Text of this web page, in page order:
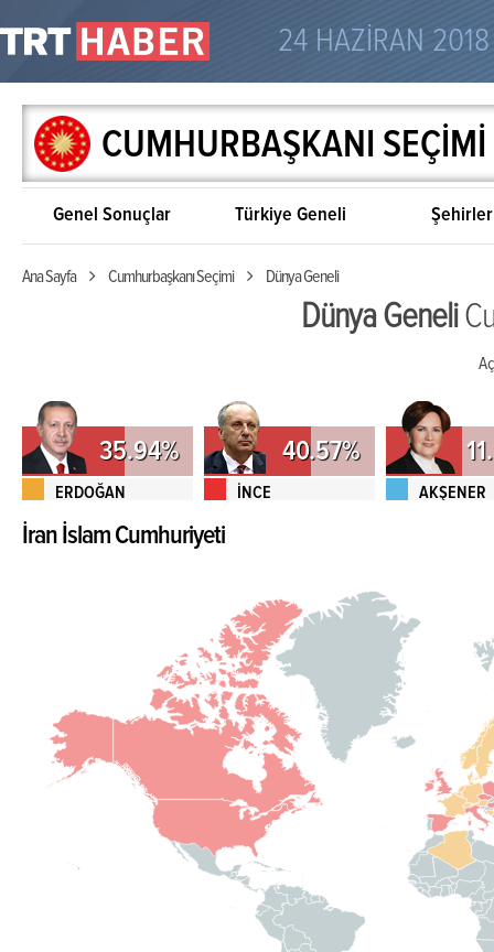
24 HAZİRAN 2018
CUMHURBAŞKANI SEÇİMİ
Genel Sonuçlar Türkiye Geneli Şehirler
Ana Sayfa Cumhurbaşkanı Seçimi Dünya Geneli
Dünya Geneli
35.94%
ERDOĞAN
40.57%
İNCE AKŞENER
İran İslam Cumhuriyeti